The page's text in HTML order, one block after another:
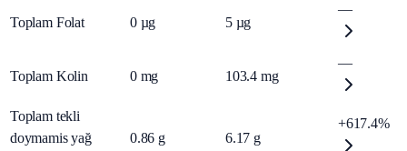
Toplam Folat 0 µg 5 µg
—
Toplam Kolin 0 mg 103.4 mg
—
Toplam tekli
doymamis yağ
0.86 g 6.17 g
+617.4%